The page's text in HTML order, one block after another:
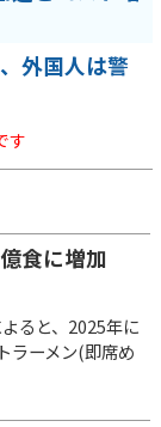
外国人は警
す
食に増加
ると、2025年に
ラーメン(即席め